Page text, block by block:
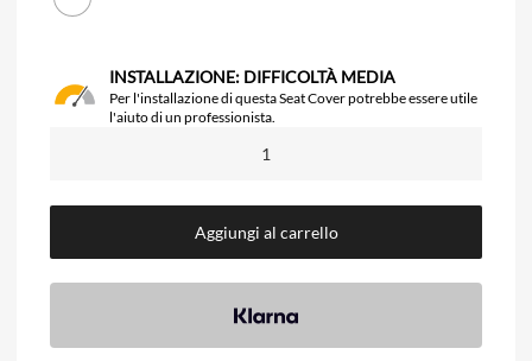
INSTALLAZIONE: DIFFICOLTÀ MEDIA
Per l'installazione di questa Seat Cover potrebbe essere utile
l'aiuto di un professionista.
Aggiungi al carrello